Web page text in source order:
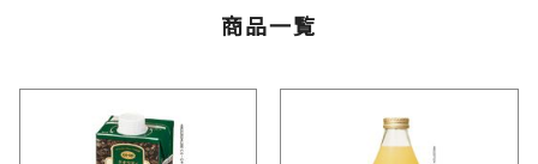
商品一覧